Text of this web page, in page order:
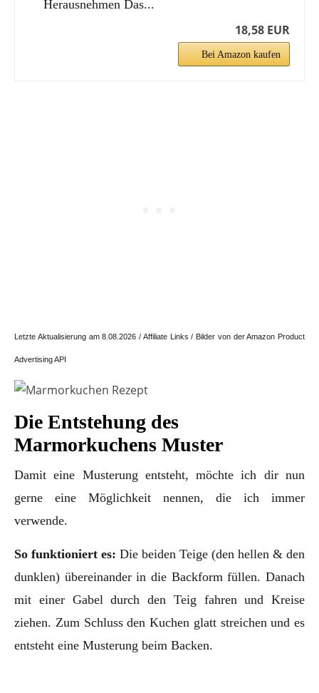
Herausnehmen Das...
18,58 EUR
Bei Amazon kaufen
Letzte Aktualisierung am 8.08.2026 / Affiliate Links / Bilder von der Amazon Product
Advertising API
Die Entstehung des
Marmorkuchens Muster
Damit eine Musterung entsteht, möchte ich dir nun
gerne eine Möglichkeit nennen, die ich immer
verwende.
So funktioniert es: Die beiden Teige (den hellen & den
dunklen) übereinander in die Backform füllen. Danach
mit einer Gabel durch den Teig fahren und Kreise
ziehen. Zum Schluss den Kuchen glatt streichen und es
entsteht eine Musterung beim Backen.